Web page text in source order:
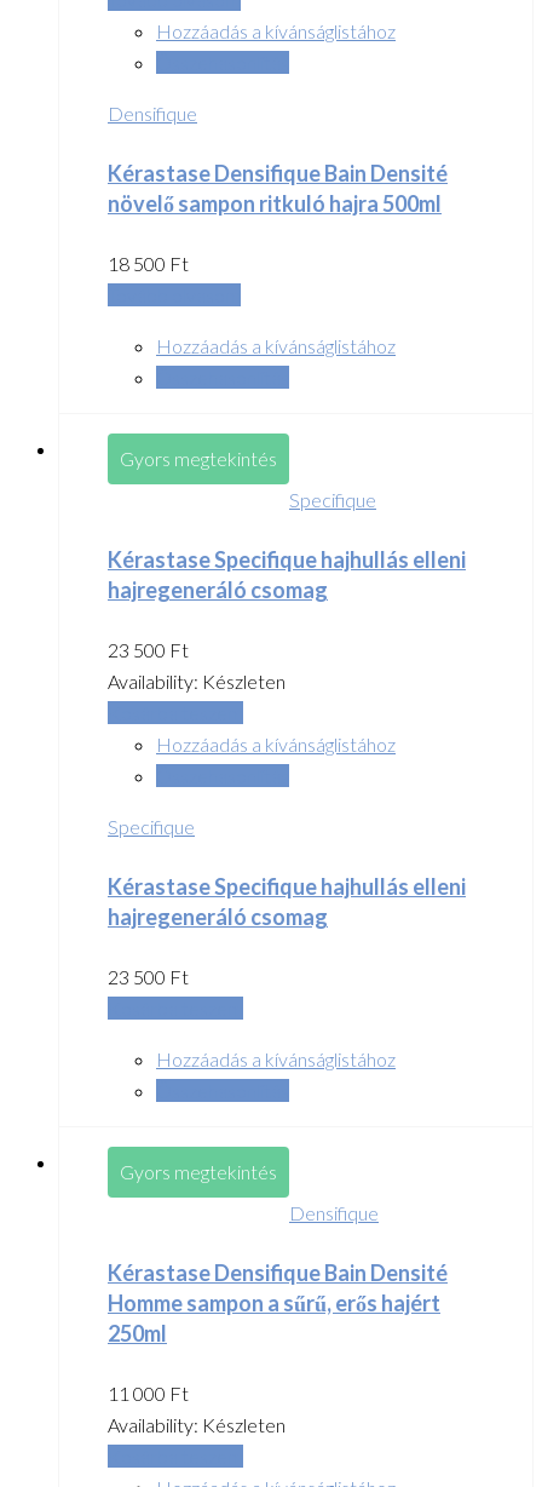
Hozzáadás a kívánságlistához
Densifique
Kérastase Densifique Bain Densité
növelő sampon ritkuló hajra 500ml
18 500 Ft
Hozzáadás a kívánságlistához
Gyors megtekintés
Specifique
Kérastase Specifique hajhullás elleni
hajregeneráló csomag
23 500 Ft
Availability: Készleten
Hozzáadás a kívánságlistához
Specifique
Kérastase Specifique hajhullás elleni
hajregeneráló csomag
23 500 Ft
Hozzáadás a kívánságlistához
Gyors megtekintés
Densifique
Kérastase Densifique Bain Densité
Homme sampon a sűrű, erős hajért
250ml
11 000 Ft
Availability: Készleten